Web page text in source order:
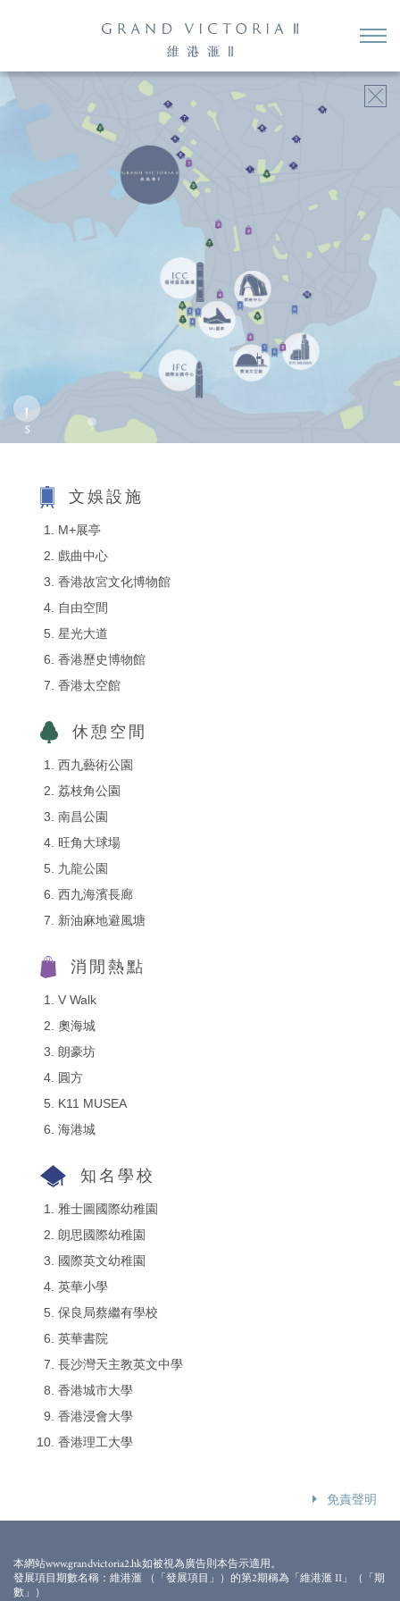
文娛設施
M+展亭
戲曲中心
香港故宮文化博物館
自由空間
星光大道
香港歷史博物館
香港太空館
休憩空間
西九藝術公園
荔枝角公園
南昌公園
旺角大球場
九龍公園
西九海濱長廊
新油麻地避風塘
消閒熱點
V Walk
奧海城
朗豪坊
圓方
K11 MUSEA
海港城
知名學校
雅士圖國際幼稚園
朗思國際幼稚園
國際英文幼稚園
英華小學
保良局蔡繼有學校
英華書院
長沙灣天主教英文中學
香港城市大學
香港浸會大學
香港理工大學
免責聲明
站位置、幹道及交通網絡等經簡化處理及不按比例繪製，圖中一切資
料僅供參考，並以政府及相關機構不時公佈或決定為準。此圖並不反
映發展項目及/或期數位置、地盤大小、設計、外觀、高度及與各區
本網站www.grandvictoria2.hk如被視為廣告則本告示適用。
發展項目期數名稱：維港滙 （「發展項目」）的第2期稱為「維港滙 II」（「期
數」）